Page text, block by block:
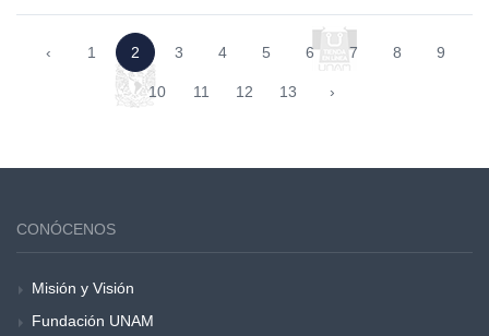
‹ 1 2 3 4 5 6 7 8 9
10 11 12 13 ›
CONÓCENOS
Misión y Visión
Fundación UNAM